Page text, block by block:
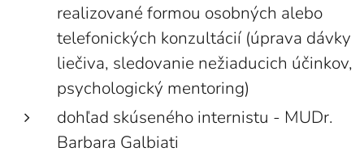
realizované formou osobných alebo
telefonických konzultácií (úprava dávky
liečiva, sledovanie nežiaducich účinkov,
psychologický mentoring)
dohľad skúseného internistu - MUDr.
Barbara Galbiati